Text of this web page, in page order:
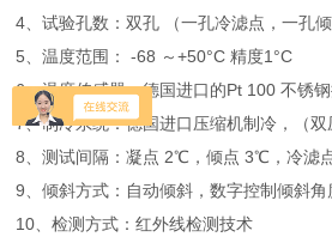
4、试验孔数：双孔 （一孔冷滤点，一孔倾
5、温度范围： -68 ～+50°C 精度1°C
6、温度传感器：德国进口的Pt
7、制冷系统：德国进口压缩机制冷，（双
8、测试间隔：凝点 2℃，倾点 3℃，冷滤
9、倾斜方式：自动倾斜，数字控制倾斜角
10、检测方式：红外线检测技术